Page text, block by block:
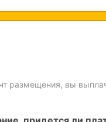
размещения, вы